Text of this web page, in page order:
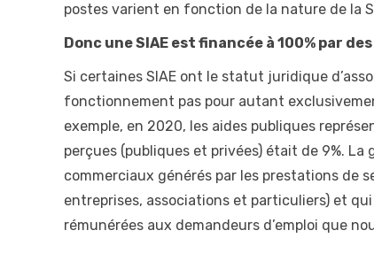
postes varient en fonction de la nature de la
Donc une SIAE est financée à 100% par
Si certaines SIAE ont le statut juridique
fonctionnement pas pour autant
exemple, en 2020, les aides publiques
perçues (publiques et privées) était de 9%.
commerciaux générés par les prestations de
entreprises, associations et particuliers) et
rémunérées aux demandeurs d’emploi que